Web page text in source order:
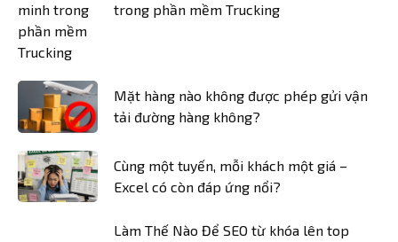
trong phần mềm Trucking
Mặt hàng nào không được phép gửi vận
tải đường hàng không?
Cùng một tuyến, mỗi khách một giá –
Excel có còn đáp ứng nổi?
Làm Thế Nào Để SEO từ khóa lên top